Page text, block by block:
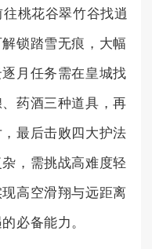
桃花谷翠竹谷找逍
锁踏雪无痕，大幅
月任务需在皇城找
药酒三种道具，再
最后击败四大护法
，需挑战高难度轻
高空滑翔与远距离
必备能力。